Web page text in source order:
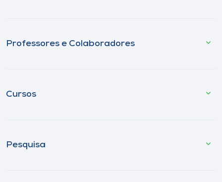
Professores e Colaboradores
Cursos
Pesquisa